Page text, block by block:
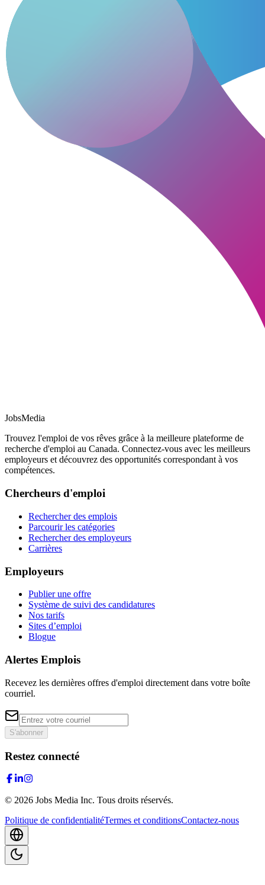
JobsMedia
Trouvez l'emploi de vos rêves grâce à la meilleure plateforme de
recherche d'emploi au Canada. Connectez-vous avec les meilleurs
employeurs et découvrez des opportunités correspondant à vos
compétences.
Chercheurs d'emploi
Rechercher des emplois
Parcourir les catégories
Rechercher des employeurs
Carrières
Employeurs
Publier une offre
Système de suivi des candidatures
Nos tarifs
Sites d’emploi
Blogue
Alertes Emplois
Recevez les dernières offres d'emploi directement dans votre boîte
courriel.
S'abonner
Restez connecté
© 2026 Jobs Media Inc. Tous droits réservés.
Politique de confidentialitéTermes et conditionsContactez-nous